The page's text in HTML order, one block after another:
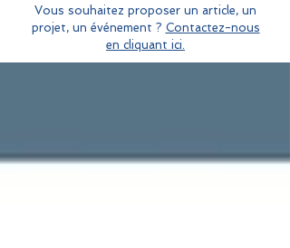
Vous souhaitez proposer un article, un
projet, un événement ? Contactez-nous
en cliquant ici.